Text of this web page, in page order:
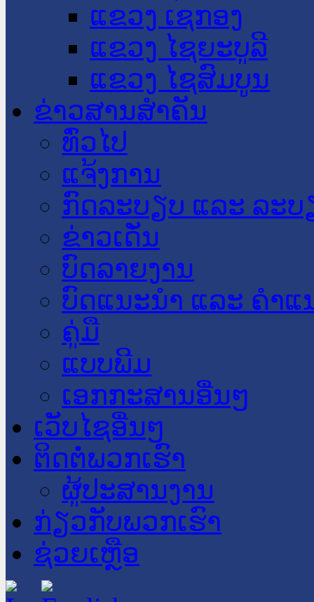
ແຂວງ ເຊກອງ
ແຂວງ ໄຊຍະບູລີ
ແຂວງ ໄຊສົມບູນ
ຂ່າວສານສໍາຄັນ
​ທົ່ວ​ໄປ
ແຈ້ງການ
ກົດລະບຽບ ແລະ ລະບ
ຂ່າວເດັ່ນ
ບົດລາຍງານ
ບົດແນະນໍາ ແລະ ຄໍາແ
ຄູ່ມື
ແບບພີມ
ເອກກະສານອື່ນໆ
ເວັບໄຊອື່ນໆ
ຕິດຕໍ່ພວກເຮົາ
ຜູ້ປະສານງານ
ກ່ຽວກັບພວກເຮົາ
ຊ່ວຍເຫຼືອ